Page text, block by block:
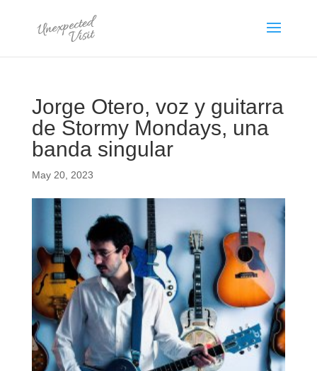
Jorge Otero, voz y guitarra
de Stormy Mondays, una
banda singular
May 20, 2023